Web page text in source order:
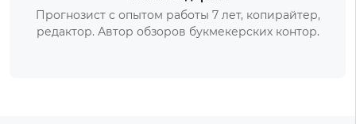
Прогнозист с опытом работы 7 лет, копирайтер,
редактор. Автор обзоров букмекерских контор.